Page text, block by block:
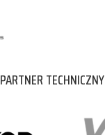
PARTNER TECHNICZNY